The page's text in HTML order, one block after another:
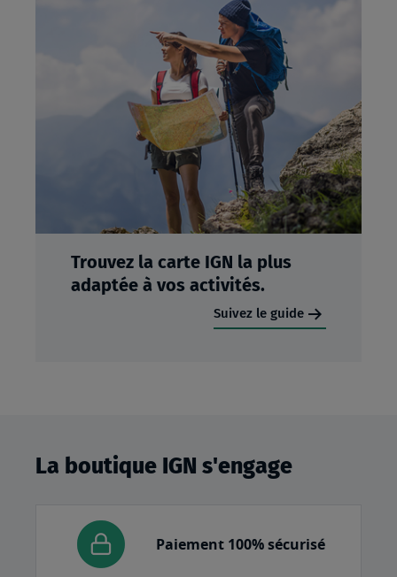
Trouvez la carte IGN la plus
adaptée à vos activités.
Suivez le guide
La boutique IGN s'engage
Paiement 100% sécurisé